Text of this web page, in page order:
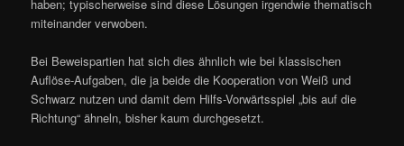
haben; typischerweise sind diese Lösungen irgendwie thematisch
miteinander verwoben.
Bei Beweispartien hat sich dies ähnlich wie bei klassischen
Auflöse-Aufgaben, die ja beide die Kooperation von Weiß und
Schwarz nutzen und damit dem Hilfs-Vorwärtsspiel „bis auf die
Richtung“ ähneln, bisher kaum durchgesetzt.